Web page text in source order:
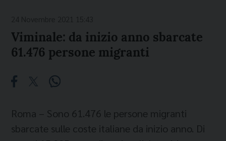
Viminale: da inizio anno sbarcate
61.476 persone migranti
Roma – Sono 61.476 le persone migranti
sbarcate sulle coste italiane da inizio anno. Di